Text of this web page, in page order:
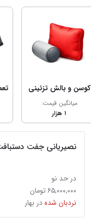
کوسن و بالش تزئینی
میانگین قیمت:
۱ هزار
نصیریانی جفت دستبافت ۶ متری کاشان
در حد نو
۶۵,۰۰۰,۰۰۰ تومان
نردبان شدهدر بهار